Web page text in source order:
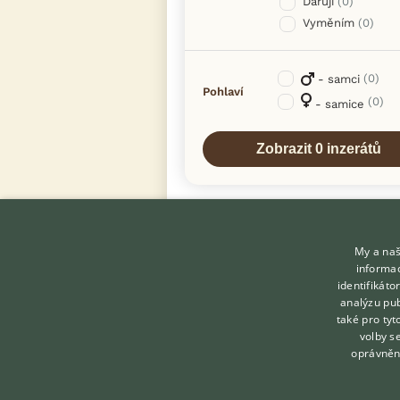
Vyměním (0)
Pohlaví
- samci (0)
- samice (0)
KONTAKT DO REDAKCE
My a
analýzu
také pro
volby